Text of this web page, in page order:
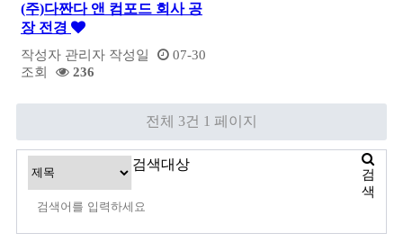
(주)다짠다 앤 컴포드 회사 공
장 전경
작성자 관리자 작성일
07-30
조회
236
전체 3건 1 페이지
검색대상
검
색